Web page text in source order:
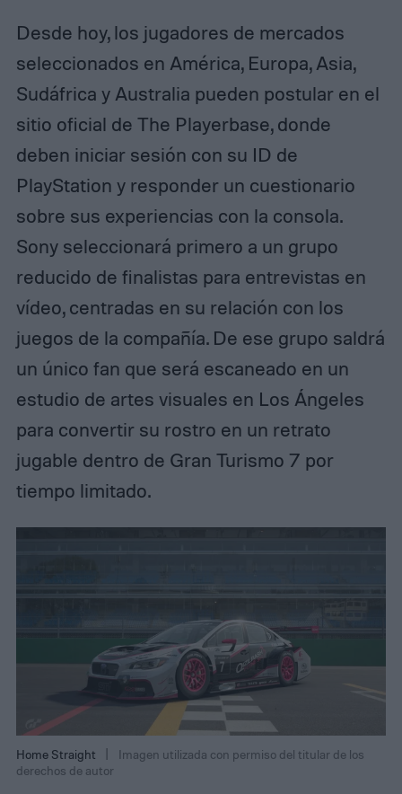
Desde hoy, los jugadores de mercados
seleccionados en América, Europa, Asia,
Sudáfrica y Australia pueden postular en el
sitio oficial de The Playerbase, donde
deben iniciar sesión con su ID de
PlayStation y responder un cuestionario
sobre sus experiencias con la consola.
Sony seleccionará primero a un grupo
reducido de finalistas para entrevistas en
vídeo, centradas en su relación con los
juegos de la compañía. De ese grupo saldrá
un único fan que será escaneado en un
estudio de artes visuales en Los Ángeles
para convertir su rostro en un retrato
jugable dentro de Gran Turismo 7 por
tiempo limitado.
Home Straight
Imagen utilizada con permiso del titular de los
derechos de autor